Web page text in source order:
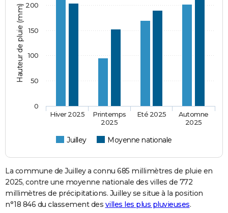
Hauteur de pluie (mm)
Juilley Moyenne nationale
Hiver 2025
Printemps
2025
Eté 2025
Automne
2025
0
50
100
150
200
La commune de Juilley a connu 685 millimètres de pluie en
2025, contre une moyenne nationale des villes de 772
millimètres de précipitations. Juilley se situe à la position
n°18 846 du classement des villes les plus pluvieuses.